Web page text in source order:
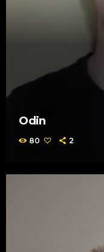
Odin
80 2